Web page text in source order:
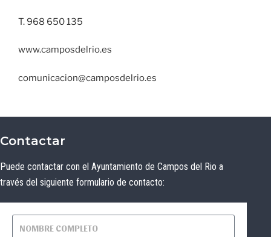
T. 968 650 135
www.camposdelrio.es
comunicacion@camposdelrio.es
Contactar
Puede contactar con el Ayuntamiento de Campos del Rio a
través del siguiente formulario de contacto: